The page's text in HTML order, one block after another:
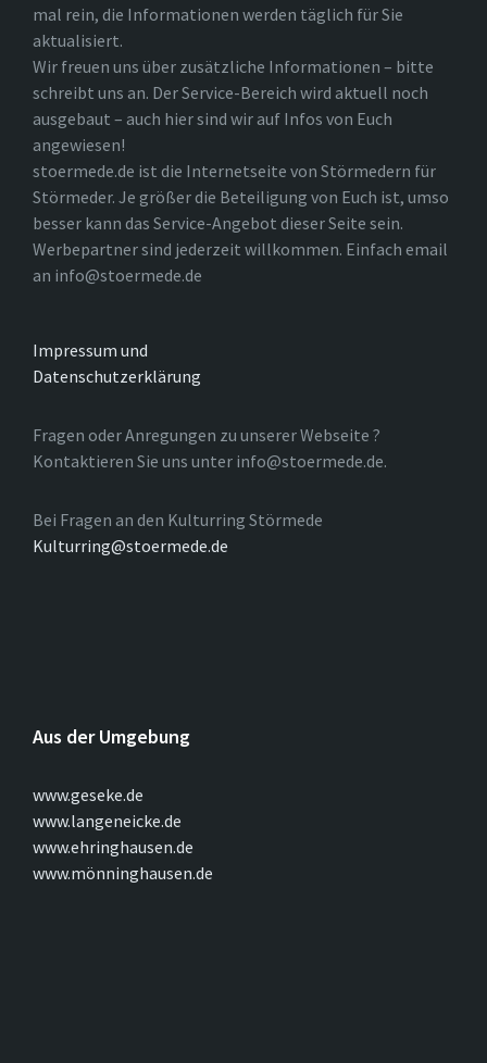
mal rein, die Informationen werden täglich für Sie
aktualisiert.
Wir freuen uns über zusätzliche Informationen – bitte
schreibt uns an. Der Service-Bereich wird aktuell noch
ausgebaut – auch hier sind wir auf Infos von Euch
angewiesen!
stoermede.de ist die Internetseite von Störmedern für
Störmeder. Je größer die Beteiligung von Euch ist, umso
besser kann das Service-Angebot dieser Seite sein.
Werbepartner sind jederzeit willkommen. Einfach email
an info@stoermede.de
Impressum und
Datenschutzerklärung
Fragen oder Anregungen zu unserer Webseite ?
Kontaktieren Sie uns unter info@stoermede.de.
Bei Fragen an den Kulturring Störmede
Kulturring@stoermede.de
Aus der Umgebung
www.geseke.de
www.langeneicke.de
www.ehringhausen.de
www.mönninghausen.de